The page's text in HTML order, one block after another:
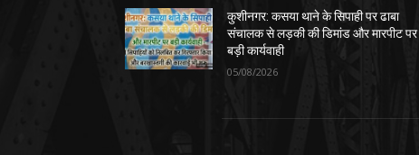
कुशीनगर: कसया थाने के सिपाही पर ढाबा
संचालक से लड़की की डिमांड और मारपीट पर
बड़ी कार्यवाही
05/08/2026